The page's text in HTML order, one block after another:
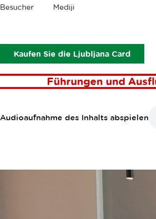
Besucher Mediji
Kaufen Sie die Ljubljana Card
Führungen und
Krümel
TIVOLI
Audioaufnahme des Inhalts abspielen